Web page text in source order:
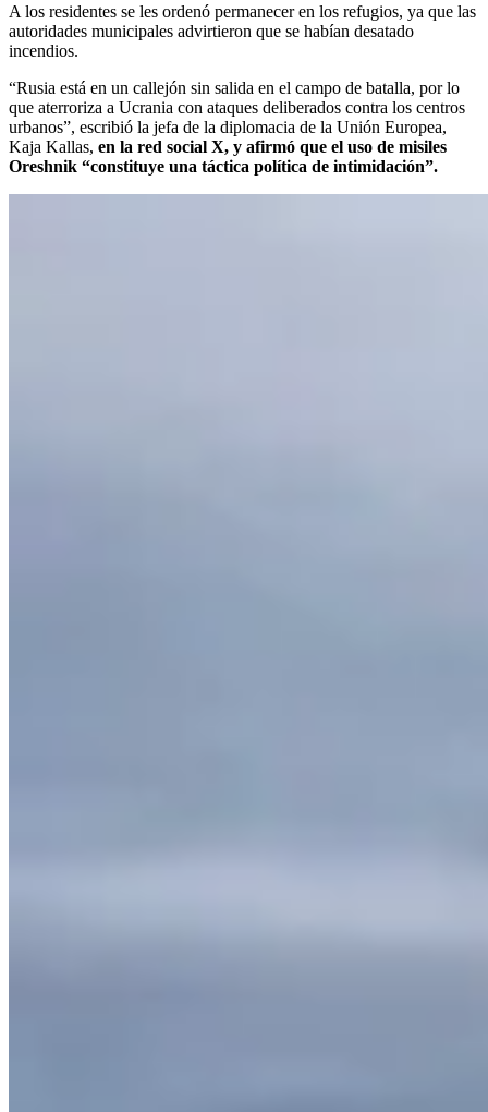
A los residentes se les ordenó permanecer en los refugios, ya que las
autoridades municipales advirtieron que se habían desatado
incendios.
“Rusia está en un callejón sin salida en el campo de batalla, por lo
que aterroriza a Ucrania con ataques deliberados contra los centros
urbanos”, escribió la jefa de la diplomacia de la Unión Europea,
Kaja Kallas, en la red social X, y afirmó que el uso de misiles
Oreshnik “constituye una táctica política de intimidación”.